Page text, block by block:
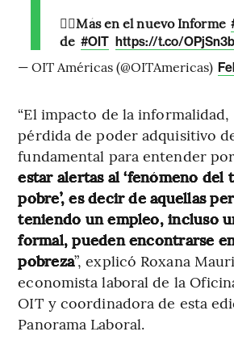
👉🏽Más en el nuevo Informe
de #OIT https://t.co/
— OIT Américas (@OITAmericas)
“El impacto de la informalidad,
pérdida de poder adquisitivo
fundamental para entender
estar alertas al ‘fenómeno del
pobre’, es decir de aquellas
teniendo un empleo, incluso
formal, pueden encontrarse
pobreza”, explicó Roxana
economista laboral de la
OIT y coordinadora de esta
Panorama Laboral.